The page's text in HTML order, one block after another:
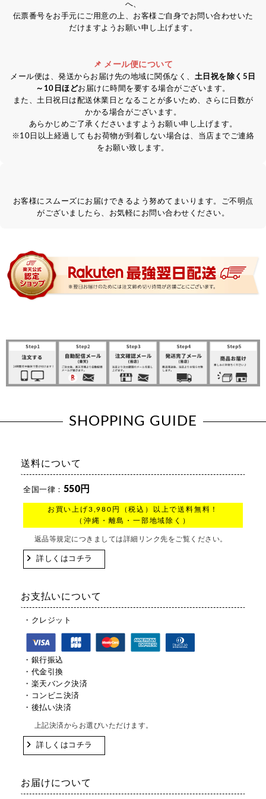
へ、
伝票番号をお手元にご用意の上、お客様ご自身でお問い合わせいた
だけますようお願い申し上げます。
📌 メール便について
メール便は、発送からお届け先の地域に関係なく、 土日祝を除く5日
～10日ほどお届けに時間を要する場合がございます。
また、土日祝日は配送休業日となることが多いため、さらに日数が
かかる場合がございます。
あらかじめご了承くださいますようお願い申し上げます。
※10日以上経過してもお荷物が到着しない場合は、当店までご連絡
をお願い致します。
お客様にスムーズにお届けできるよう努めてまいります。ご不明点
がございましたら、お気軽にお問い合わせください。
SHOPPING GUIDE
送料について
全国一律： 550円
お買い上げ3,980円（税込）以上で送料無料！
（沖縄・離島・一部地域除く）
返品等規定につきましては詳細リンク先をご覧ください。
詳しくはコチラ
お支払いについて
・クレジット
・銀行振込
・代金引換
・楽天バンク決済
・コンビニ決済
・後払い決済
上記決済からお選びいただけます。
詳しくはコチラ
お届けについて